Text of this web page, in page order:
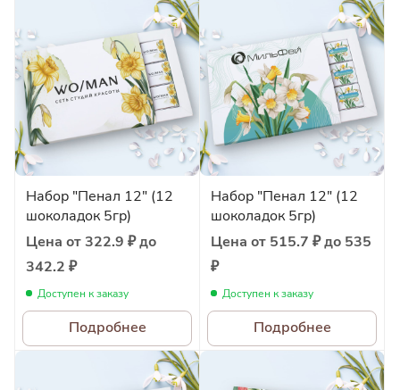
Набор "Пенал 12" (12
шоколадок 5гр)
Цена от 322.9 ₽ до
342.2 ₽
Доступен к заказу
Подробнее
Набор "Пенал 12" (12
шоколадок 5гр)
Цена от 515.7 ₽ до 535
₽
Доступен к заказу
Подробнее